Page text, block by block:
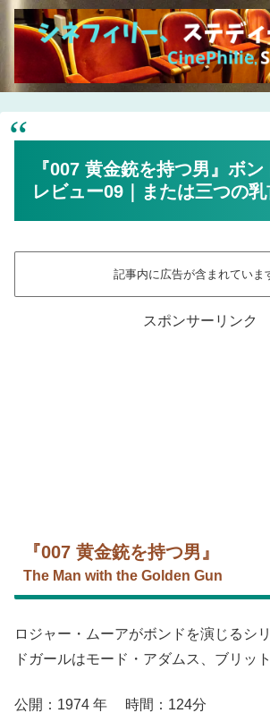
『007 黄金銃を持つ男』ボ
レビュー09｜または三つの
記事内に広告が含まれていま
スポンサーリンク
『007 黄金銃を持つ男』
The Man with the Golden Gun
ロジャー・ムーアがボンドを演じるシ
ドガールはモード・アダムス、ブリッ
公開：1974 年 時間：124分